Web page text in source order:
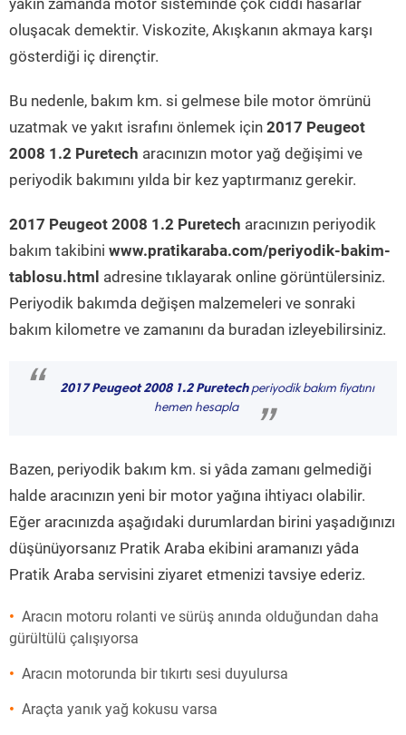
yakın zamanda motor sisteminde çok ciddi hasarlar
oluşacak demektir. Viskozite, Akışkanın akmaya karşı
gösterdiği iç dirençtir.
Bu nedenle, bakım km. si gelmese bile motor ömrünü
uzatmak ve yakıt israfını önlemek için 2017 Peugeot
2008 1.2 Puretech aracınızın motor yağ değişimi ve
periyodik bakımını yılda bir kez yaptırmanız gerekir.
2017 Peugeot 2008 1.2 Puretech aracınızın periyodik
bakım takibini www.pratikaraba.com/periyodik-bakim-
tablosu.html adresine tıklayarak online görüntülersiniz.
Periyodik bakımda değişen malzemeleri ve sonraki
bakım kilometre ve zamanını da buradan izleyebilirsiniz.
“ 2017 Peugeot 2008 1.2 Puretechperiyodik bakım fiyatını
hemen hesapla
”
Bazen, periyodik bakım km. si yâda zamanı gelmediği
halde aracınızın yeni bir motor yağına ihtiyacı olabilir.
Eğer aracınızda aşağıdaki durumlardan birini yaşadığınızı
düşünüyorsanız Pratik Araba ekibini aramanızı yâda
Pratik Araba servisini ziyaret etmenizi tavsiye ederiz.
Aracın motoru rolanti ve sürüş anında olduğundan daha
gürültülü çalışıyorsa
Aracın motorunda bir tıkırtı sesi duyulursa
Araçta yanık yağ kokusu varsa